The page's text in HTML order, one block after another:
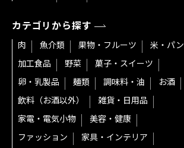
カテゴリから探す
肉 魚介類 果物・フルーツ
米・パン
加工食品
野菜
菓子・スイーツ
卵・乳製品
麺類 調味料・油
お酒
飲料（お酒以外）
雑貨・日用品
家電・電気小物
美容・健康
ファッション
家具・インテリア